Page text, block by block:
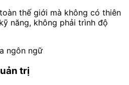
thế giới mà không có thiên
năng, không phải trình độ
ngôn ngữ
trị